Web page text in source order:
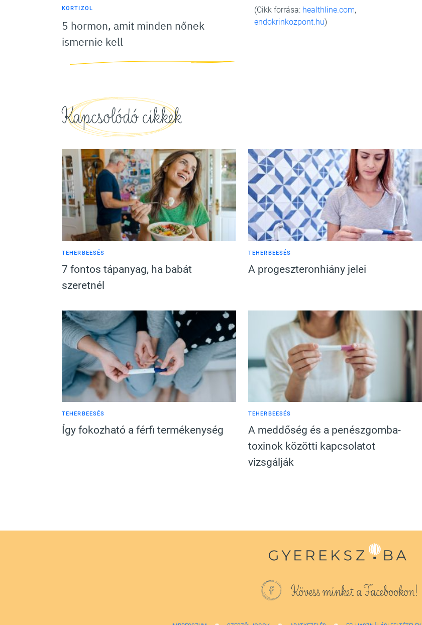
KORTIZOL
5 hormon, amit minden nőnek
ismernie kell
(Cikk forrása: healthline.com,
endokrinkozpont.hu)
Kapcsolódó cikkek
TEHERBEESÉS
7 fontos tápanyag, ha babát
szeretnél
TEHERBEESÉS
A progeszteronhiány jelei
TEHERBEESÉS
Így fokozható a férfi termékenység
TEHERBEESÉS
A meddőség és a penészgomba-
toxinok közötti kapcsolatot
vizsgálják
Kövess minket a Facebookon!